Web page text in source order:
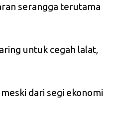
serangga terutama
untuk cegah lalat,
dari segi ekonomi